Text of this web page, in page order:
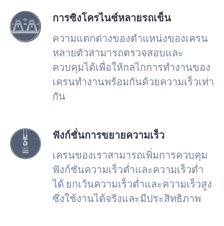
การซิงโครไนซ์หลายรถเข็น
ความแตกต่างของตำแหน่งของเครน
หลายตัวสามารถตรวจสอบและ
ควบคุมได้เพื่อให้กลไกการทำงานของ
เครนทำงานพร้อมกันด้วยความเร็วเท่า
กัน
ฟังก์ชั่นการขยายความเร็ว
เครนของเราสามารถเพิ่มการควบคุม
ฟังก์ชันความเร็วต่ำและความเร็วต่ำ
ได้ ยกเว้นความเร็วต่ำและความเร็วสูง
ซึ่งใช้งานได้จริงและมีประสิทธิภาพ